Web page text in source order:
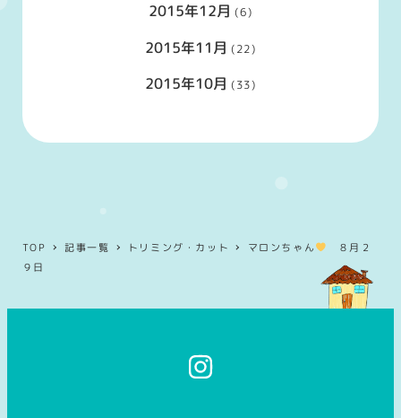
2015年12月 (6)
2015年11月 (22)
2015年10月 (33)
TOP 記事一覧 トリミング・カット マロンちゃん
８月２
９日